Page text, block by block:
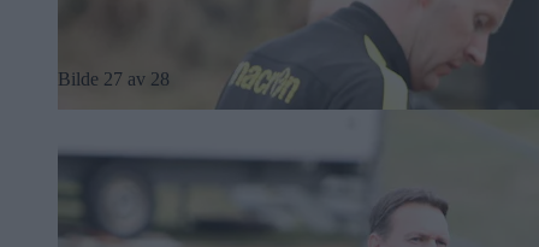
Bilde 27 av 28